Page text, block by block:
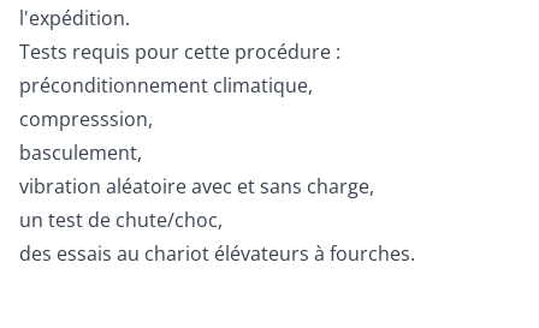
l'expédition.
Tests requis pour cette procédure :
préconditionnement climatique,
compresssion,
basculement,
vibration aléatoire avec et sans charge,
un test de chute/choc,
des essais au chariot élévateurs à fourches.